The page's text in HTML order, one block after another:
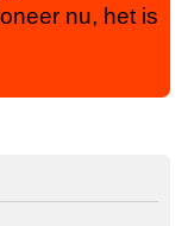
nu, het is